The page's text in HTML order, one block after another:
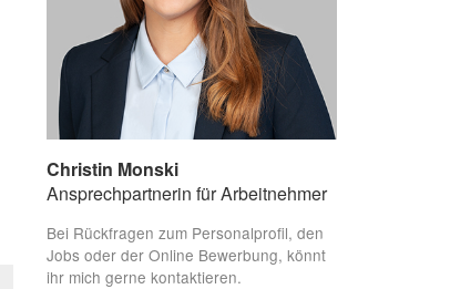
Christin Monski
Ansprechpartnerin für Arbeitnehmer
Bei Rückfragen zum Personalprofil, den
Jobs oder der Online Bewerbung, könnt
ihr mich gerne kontaktieren.